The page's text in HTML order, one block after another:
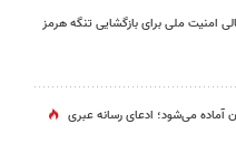
آماده می‌شود؛ ادعای رسانه عبری